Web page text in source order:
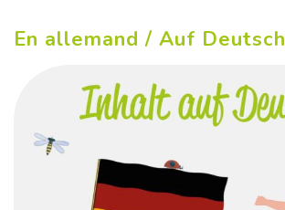
En allemand / Auf Deutsch